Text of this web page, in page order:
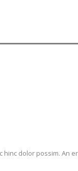
dolor possim. An